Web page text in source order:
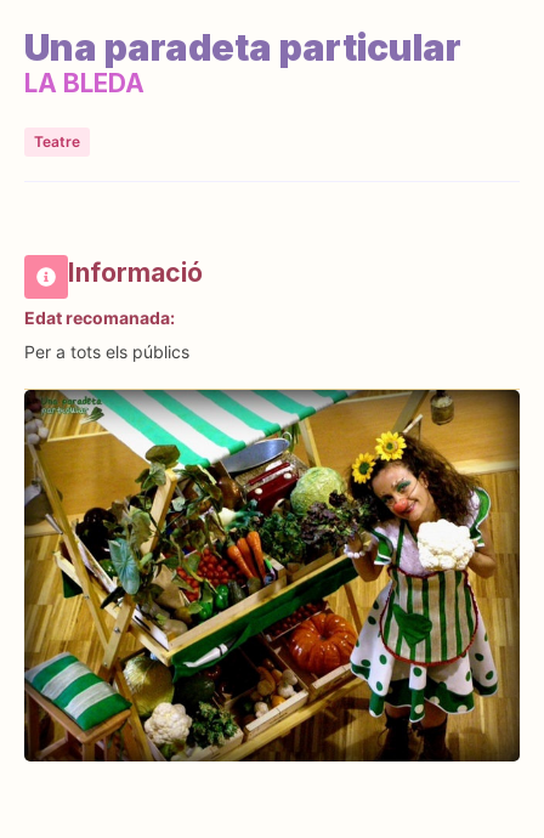
Una paradeta particular
LA BLEDA
Teatre
Informació
Edat recomanada:
Per a tots els públics